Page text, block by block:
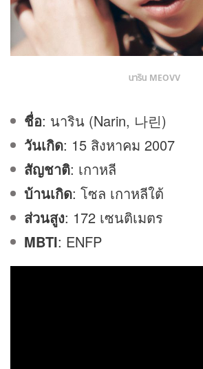
นาริน MEOVV
ชื่อ: นาริน (Narin, 나린)
วันเกิด: 15 สิงหาคม 2007
สัญชาติ: เกาหลี
บ้านเกิด: โซล เกาหลีใต้
ส่วนสูง: 172 เซนติเมตร
MBTI: ENFP